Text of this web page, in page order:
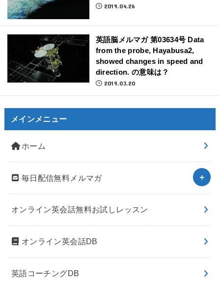
2019.04.26
英語脳メルマガ 第03634号 Data
from the probe, Hayabusa2,
showed changes in speed and
direction. の意味は？
2019.03.20
メインメニュー
ホーム
毎日配信無料メルマガ
オンライン英会話無料お試しレッスン
オンライン英会話DB
英語コーチングDB